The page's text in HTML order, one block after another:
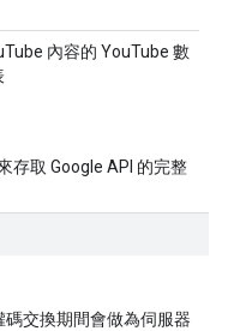
內容的 YouTube 數
存取 Google API 的完整
碼交換期間會做為伺服器